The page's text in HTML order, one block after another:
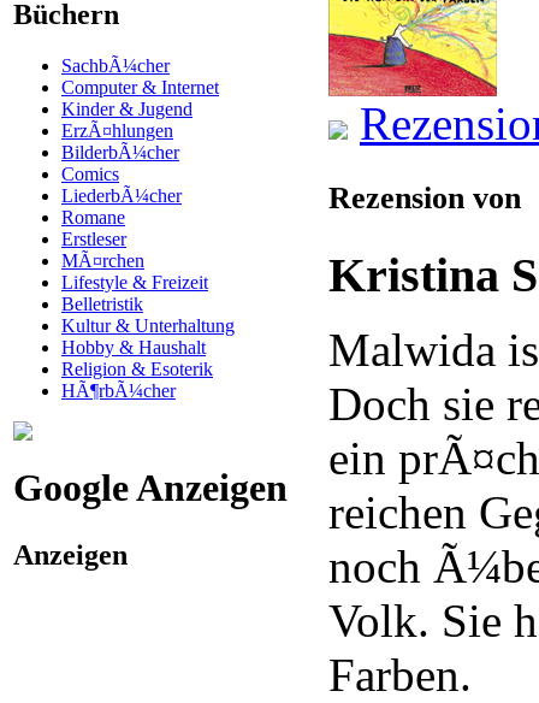
Büchern
SachbÃ¼cher
Computer & Internet
Kinder & Jugend
ErzÃ¤hlungen
BilderbÃ¼cher
Comics
LiederbÃ¼cher
Romane
Erstleser
MÃ¤rchen
Lifestyle & Freizeit
Belletristik
Kultur & Unterhaltung
Hobby & Haushalt
Religion & Esoterik
HÃ¶rbÃ¼cher
Google Anzeigen
Anzeigen
Rezension von
Kristina
Malwida
Doch sie
ein
reichen
noch
Volk. Sie
Farben.